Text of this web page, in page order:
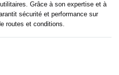
Grâce à son expertise et à
sécurité et performance sur
routes et conditions.